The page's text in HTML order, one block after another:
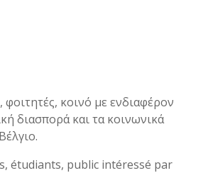
φοιτητές, κοινό με ενδιαφέρον
διασπορά και τα κοινωνικά
étudiants, public intéressé par